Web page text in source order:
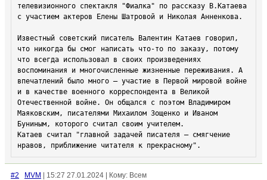
телевизионного спектакля "Фиалка" по рассказу В.Катаева
с участием актеров Елены Шатровой и Николая Анненкова.
Известный советский писатель Валентин Катаев говорил,
что никогда бы смог написать что-то по заказу, потому
что всегда использовал в своих произведениях
воспоминания и многочисленные жизненные переживания. А
впечатлений было много – участие в Первой мировой войне
и в качестве военного корреспондента в Великой
Отечественной войне. Он общался с поэтом Владимиром
Маяковским, писателями Михаилом Зощенко и Иваном
Буниным, которого считал своим учителем.
Катаев считал "главной задачей писателя – смягчение
нравов, приближение читателя к прекрасному".
#2 MVM | 15:27 27.01.2024 | Кому: Всем